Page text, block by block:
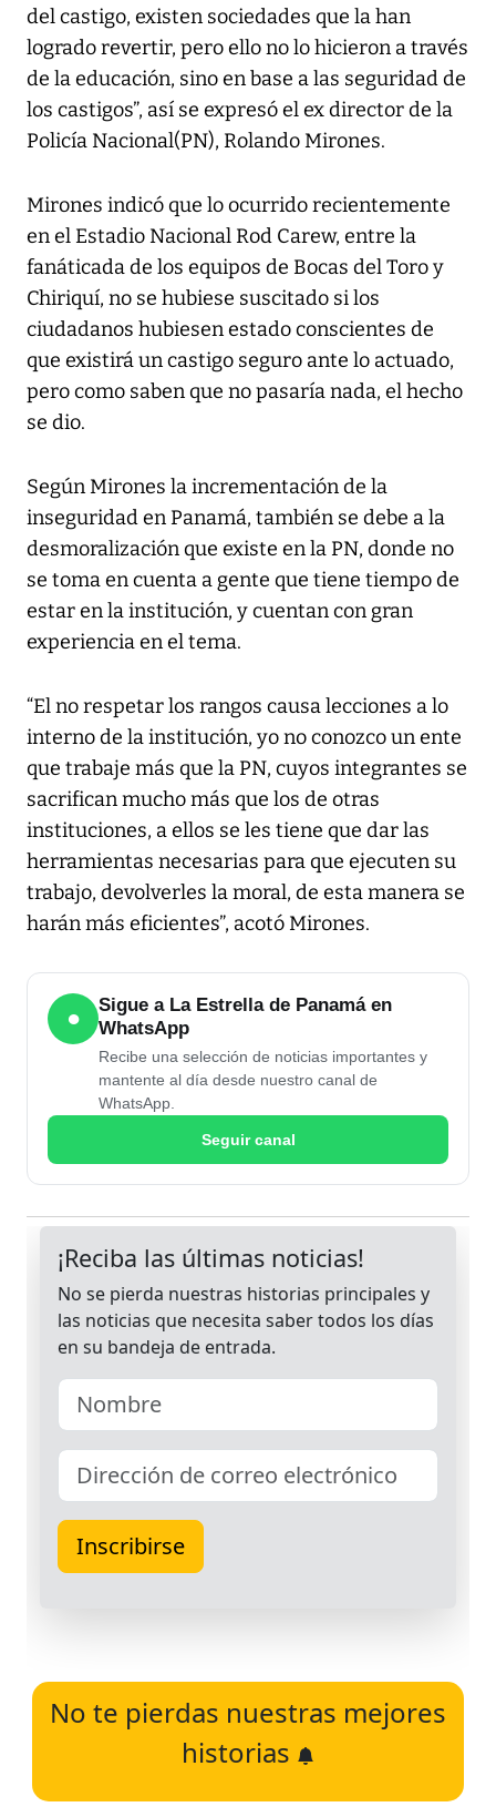
del castigo, existen sociedades que la han
logrado revertir, pero ello no lo hicieron a través
de la educación, sino en base a las seguridad de
los castigos”, así se expresó el ex director de la
Policía Nacional(PN), Rolando Mirones.
Mirones indicó que lo ocurrido recientemente
en el Estadio Nacional Rod Carew, entre la
fanáticada de los equipos de Bocas del Toro y
Chiriquí, no se hubiese suscitado si los
ciudadanos hubiesen estado conscientes de
que existirá un castigo seguro ante lo actuado,
pero como saben que no pasaría nada, el hecho
se dio.
Según Mirones la incrementación de la
inseguridad en Panamá, también se debe a la
desmoralización que existe en la PN, donde no
se toma en cuenta a gente que tiene tiempo de
estar en la institución, y cuentan con gran
experiencia en el tema.
“El no respetar los rangos causa lecciones a lo
interno de la institución, yo no conozco un ente
que trabaje más que la PN, cuyos integrantes se
sacrifican mucho más que los de otras
instituciones, a ellos se les tiene que dar las
herramientas necesarias para que ejecuten su
trabajo, devolverles la moral, de esta manera se
harán más eficientes”, acotó Mirones.
●
Sigue a La Estrella de Panamá en
WhatsApp
Recibe una selección de noticias importantes y
mantente al día desde nuestro canal de
WhatsApp.
Seguir canal
No te pierdas nuestras mejores
historias